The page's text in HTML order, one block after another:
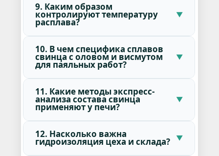
9. Каким образом
контролируют температуру
расплава?
10. В чем специфика сплавов
свинца с оловом и висмутом
для паяльных работ?
11. Какие методы экспресс-
анализа состава свинца
применяют у печи?
12. Насколько важна
гидроизоляция цеха и склада?